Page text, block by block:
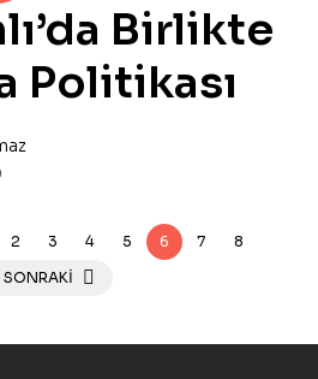
Birlikte
Politikası
2 3 4 5 6 7
8
SONRAKI